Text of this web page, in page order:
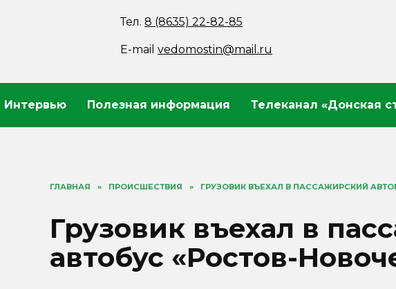
Тел.8 (8635) 22-82-85
E-mailvedomostin@mail.ru
Интервью Полезная информация Телеканал «Донская
ГЛАВНАЯ » ПРОИСШЕСТВИЯ » ГРУЗОВИК ВЪЕХАЛ В ПАССАЖИРСКИЙ
Грузовик въехал в
автобус «Ростов-